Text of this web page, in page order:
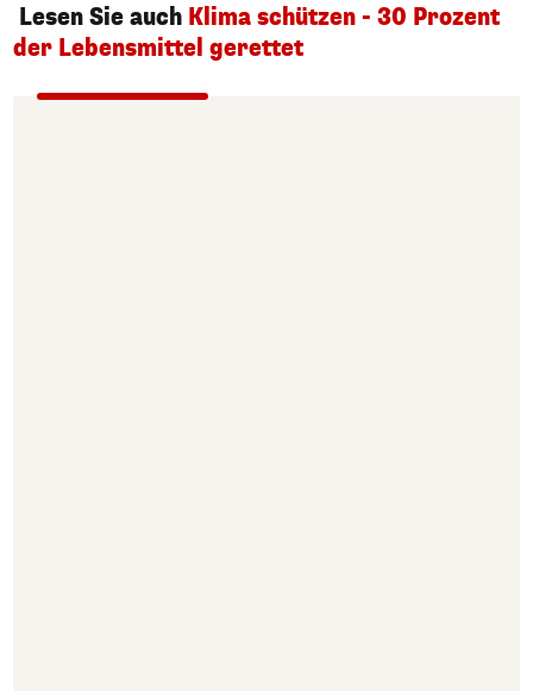
Lesen Sie auch Klima schützen - 30 Prozent
der Lebensmittel gerettet